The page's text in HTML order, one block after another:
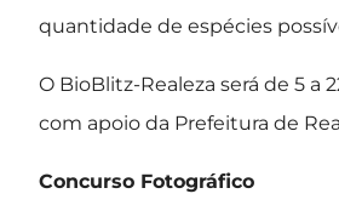
quantidade de espécies
O BioBlitz-Realeza será de 5 a
com apoio da Prefeitura de
Concurso Fotográfico